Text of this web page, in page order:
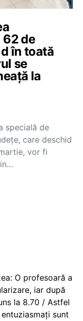
de
în toată
se
la
specială de
care deschid
vor fi
O profesoară a
iar după
la 8.70 / Astfel
sunt